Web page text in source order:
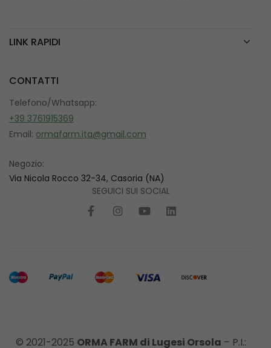
LINK RAPIDI
CONTATTI
Telefono/Whatsapp:
+39 3761915369
Email: ormafarm.ita@gmail.com
Negozio:
Via Nicola Rocco 32-34, Casoria (NA)
SEGUICI SUI SOCIAL
© 2021-2025 ORMA FARM di Lugesi Orsola – P.I.: